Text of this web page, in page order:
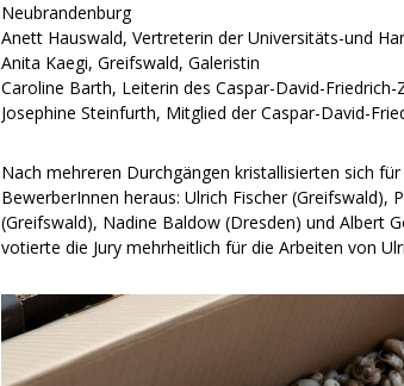
Neubrandenburg
Anett Hauswald, Vertreterin der Universitäts-und
Anita Kaegi, Greifswald, Galeristin
Caroline Barth, Leiterin des Caspar-David-Friedrich-
Josephine Steinfurth, Mitglied der Caspar-David-
Nach mehreren Durchgängen kristallisierten sich
BewerberInnen heraus: Ulrich Fischer (Greifswald),
(Greifswald), Nadine Baldow (Dresden) und Albert
votierte die Jury mehrheitlich für die Arbeiten von